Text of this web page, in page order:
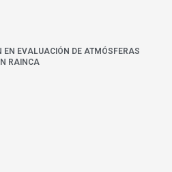
EN EVALUACIÓN DE ATMÓSFERAS
RAINCA